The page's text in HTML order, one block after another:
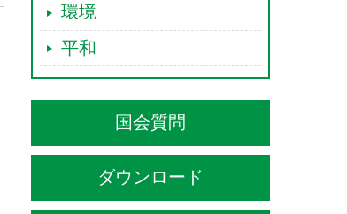
環境
平和
国会質問
ダウンロード